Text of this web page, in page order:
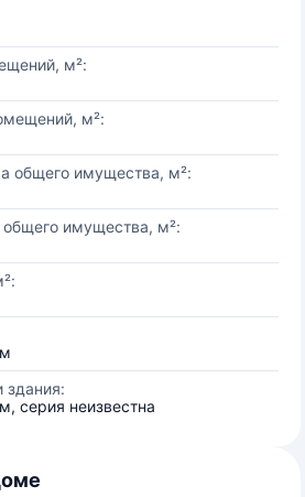
м²:
м²:
общего имущества, м²:
имущества, м²:
здания:
серия неизвестна